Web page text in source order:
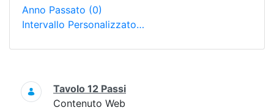
Anno Passato (0)
Intervallo Personalizzato…
Ricerca
Tavolo 12 Passi
Contenuto Web